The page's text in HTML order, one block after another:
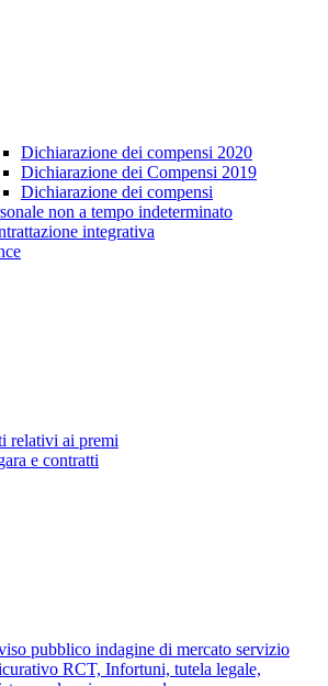
Dichiarazione dei compensi 2020
Dichiarazione dei Compensi 2019
Dichiarazione dei compensi
non a tempo indeterminato
integrativa
relativi ai premi
e contratti
pubblico indagine di mercato servizio
RCT, Infortuni, tutela legale,